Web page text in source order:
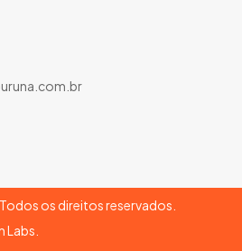
os direitos reservados.
Labs